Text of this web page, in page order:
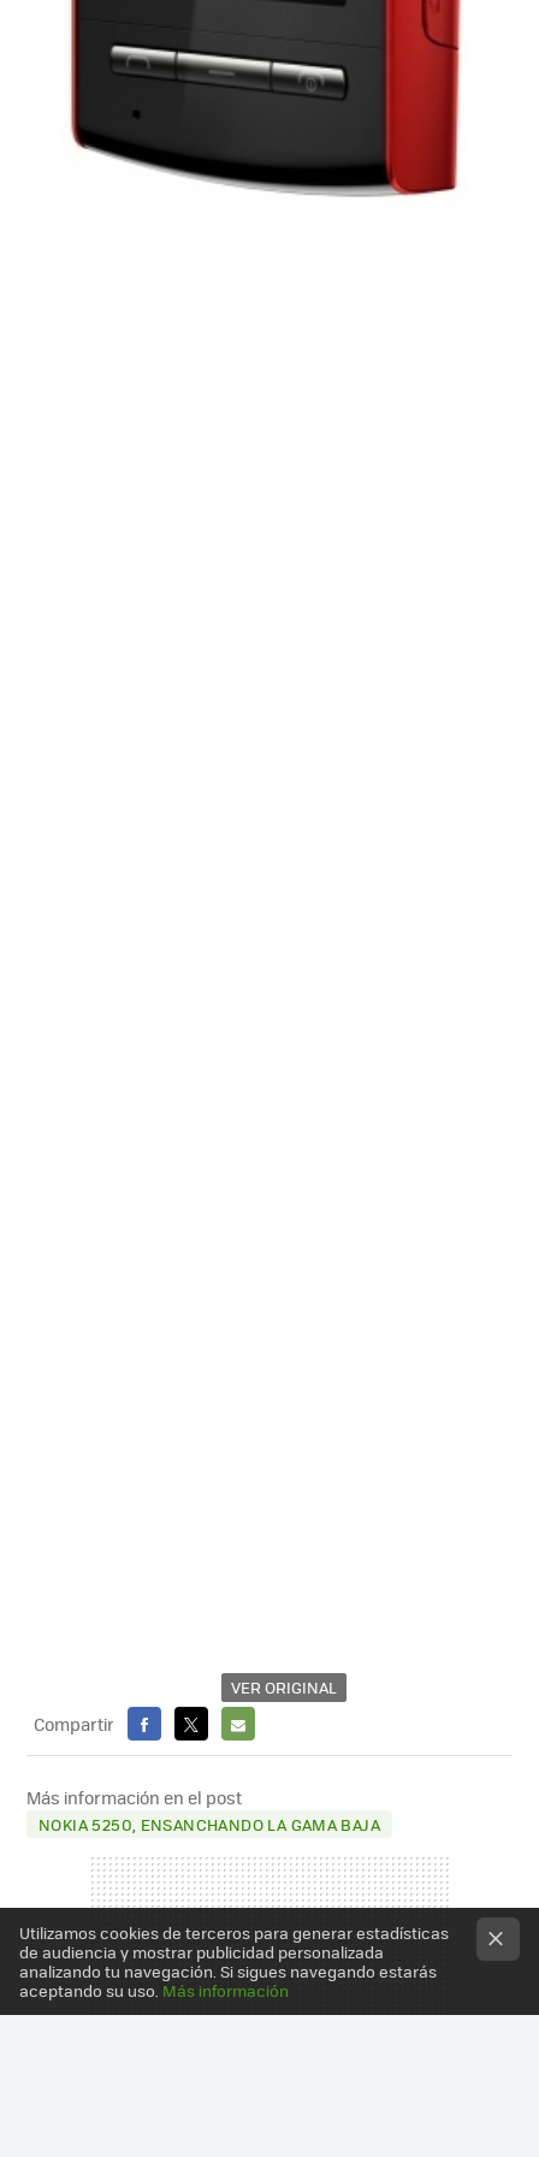
VER ORIGINAL
Compartir
FACEBOOK
X
E-
MAIL
Más información en el post
NOKIA 5250, ENSANCHANDO LA GAMA BAJA
Utilizamos cookies de terceros para generar estadísticas
de audiencia y mostrar publicidad personalizada
analizando tu navegación. Si sigues navegando estarás
aceptando su uso. Más información